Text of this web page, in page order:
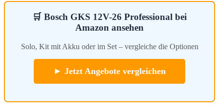
🛒 Bosch GKS 12V-26 Professional bei
Amazon ansehen
Solo, Kit mit Akku oder im Set – vergleiche die Optionen
► Jetzt Angebote vergleichen